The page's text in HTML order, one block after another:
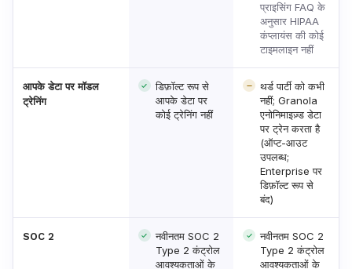
प्राइसिंग FAQ के
अनुसार HIPAA
कंप्लायंस की कोई
टाइमलाइन नहीं
आपके डेटा पर मॉडल
ट्रेनिंग
डिफ़ॉल्ट रूप से
आपके डेटा पर
कोई ट्रेनिंग नहीं
थर्ड पार्टी को कभी
नहीं; Granola
एनोनिमाइज़्ड डेटा
पर ट्रेन करता है
(ऑप्ट-आउट
उपलब्ध;
Enterprise पर
डिफ़ॉल्ट रूप से
बंद)
SOC 2
नवीनतम SOC 2
Type 2 कंट्रोल
आवश्यकताओं के
नवीनतम SOC 2
Type 2 कंट्रोल
आवश्यकताओं के